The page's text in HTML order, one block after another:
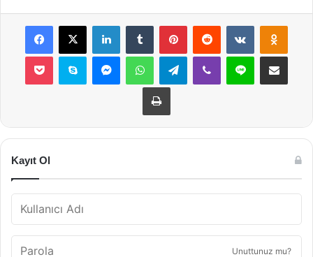
Facebook
X LinkedInTumblr PinterestReddit VKontakte
Pocket Skype MessengerWhatsAppTelegramViber Line E-Posta ile
Yazdır
Kayıt Ol
Unuttunuz mu?